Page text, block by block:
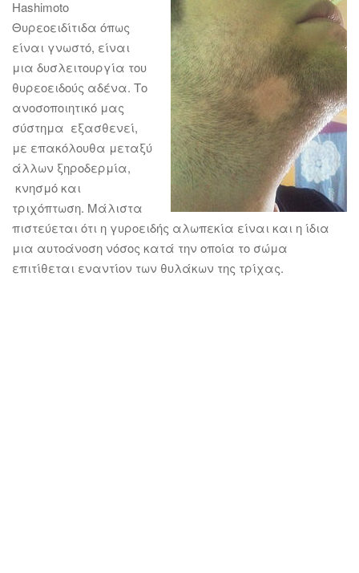
Hashimoto
Θυρεοειδίτιδα όπως
είναι γνωστό, είναι
μια δυσλειτουργία του
θυρεοειδούς αδένα. Το
ανοσοποιητικό μας
σύστημα εξασθενεί,
με επακόλουθα μεταξύ
άλλων ξηροδερμία,
κνησμό και
τριχόπτωση. Μάλιστα
πιστεύεται ότι η γυροειδής αλωπεκία είναι και η ίδια
μια αυτοάνοση νόσος κατά την οποία το σώμα
επιτίθεται εναντίον των θυλάκων της τρίχας.